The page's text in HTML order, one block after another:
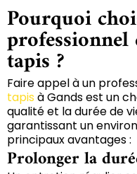
Pourquoi
professionnel
tapis ?
Faire appel à un
tapis à Gands est un
qualité et la durée de
garantissant un
principaux avantages :
Prolonger la